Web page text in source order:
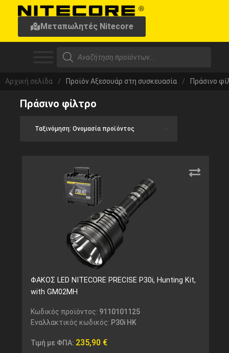
Μεταπωλητές Nitecore
Αρχική σελίδα / Προϊόν Αξεσουάρ στη συσκευασία / Πράσινο
Πράσινο φίλτρο
ΦΑΚΟΣ LED NITECORE PRECISE P30i, Hunting Kit,
with GM02MH
Κωδικός προϊόντος: 9110101125
Εναλλακτικός κωδικός: P30i HK
Τιμή με ΦΠΑ: 235,90 €